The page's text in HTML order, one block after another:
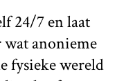
24/7 en laat
wat anonieme
fysieke wereld